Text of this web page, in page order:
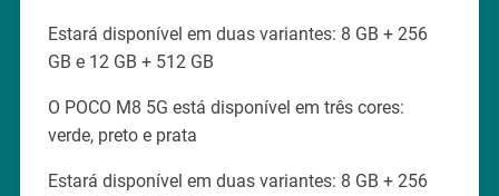
Estará disponível em duas variantes: 8 GB + 256
GB e 12 GB + 512 GB
O POCO M8 5G está disponível em três cores:
verde, preto e prata
Estará disponível em duas variantes: 8 GB + 256